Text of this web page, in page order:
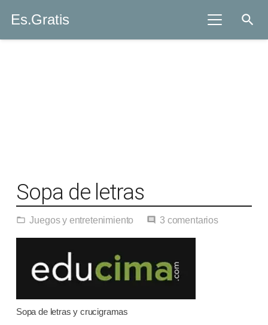
Es.Gratis search
Sopa de letras
folder_open Juegos y entretenimiento comment 3 comentarios
Sopa de letras y crucigramas